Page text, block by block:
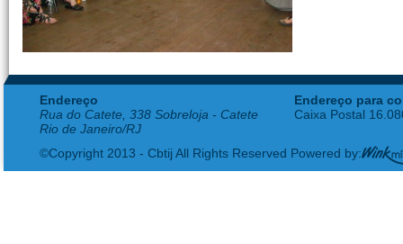
Endereço
Rua do Catete, 338 Sobreloja - Catete
Rio de Janeiro/RJ
Endereço para
Caixa Postal
©Copyright 2013 - Cbtij All Rights Reserved Powered by: